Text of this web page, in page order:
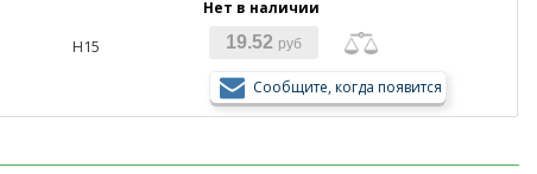
H15
Нет в наличии
19.52 руб
Сообщите, когда появится